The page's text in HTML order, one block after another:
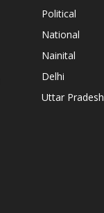
Political
National
Nainital
Delhi
Uttar Pradesh